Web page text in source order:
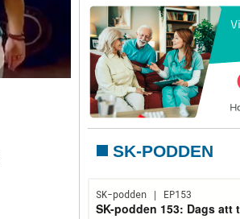
SK-PODDEN